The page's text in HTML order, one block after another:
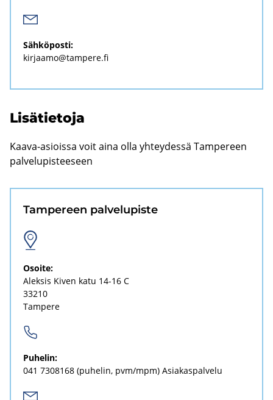
Säh­kö­pos­ti:
kir­jaa­mo@tam­pe­re.fi
Li­sä­tie­to­ja
Kaava-​asioissa voit aina olla yh­tey­des­sä Tam­pe­reen
pal­ve­lu­pis­tee­seen
Tam­pe­reen pal­ve­lu­pis­te
Osoi­te:
Alek­sis Kiven katu 14-16 C
33210
Tam­pe­re
Pu­he­lin:
041 7308168 (pu­he­lin, pvm/mpm) Asia­kas­pal­ve­lu